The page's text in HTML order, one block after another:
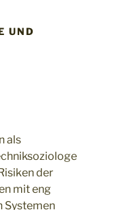
UND
als
der
mit eng
Systemen